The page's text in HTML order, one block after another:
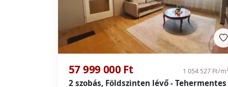
57 999 000 Ft 1 054 527 Ft/
2 szobás, Földszinten lévő - Tehermentes